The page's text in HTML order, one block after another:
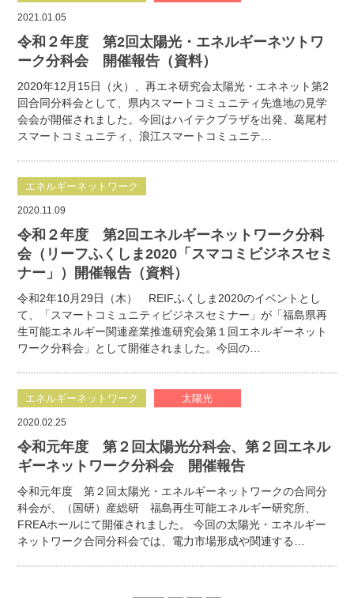
2021.01.05
令和２年度 第2回太陽光・エネルギーネツトワ
ーク分科会 開催報告（資料）
2020年12月15日（火）、再エネ研究会太陽光・エネネット第2
回合同分科会として、県内スマートコミュニティ先進地の見学
会会が開催されました。今回はハイテクプラザを出発、葛尾村
スマートコミュニティ、浪江スマートコミュニテ…
エネルギーネットワーク
2020.11.09
令和２年度 第2回エネルギーネットワーク分科
会（リーフふくしま2020「スマコミビジネスセミ
ナー」）開催報告（資料）
令和2年10月29日（木） REIFふくしま2020のイベントとし
て、「スマートコミュニティビジネスセミナー」が「福島県再
生可能エネルギー関連産業推進研究会第１回エネルギーネット
ワーク分科会」として開催されました。今回の…
エネルギーネットワーク 太陽光
2020.02.25
令和元年度 第２回太陽光分科会、第２回エネル
ギーネットワーク分科会 開催報告
令和元年度 第２回太陽光・エネルギーネットワークの合同分
科会が、（国研）産総研 福島再生可能エネルギー研究所、
FREAホールにて開催されました。 今回の太陽光・エネルギー
ネットワーク合同分科会では、電力市場形成や関連する…